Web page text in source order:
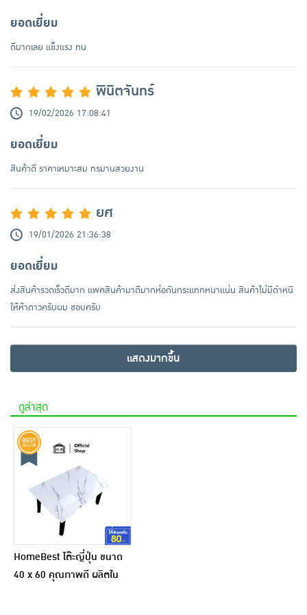
ยอดเยี่ยม
ดีมากเลย แข็งแรง ทน
พินิตจันทร์
19/02/2026 17:08:41
ยอดเยี่ยม
สินค้าดี ราคาเหมาะสม ทรมานสวยงาน
ยศ
19/01/2026 21:36:38
ยอดเยี่ยม
ส่งสินค้ารวดเร็วดีมาก แพคสินค้ามาดีมากห่อกันกระแทกหนาแน่น สินค้าไม่มีตำหนิ
ให้ห้าดาวครับผม ชอบครับ
แสดงมากขึ้น
ดูล่าสุด
HomeBest โต๊ะญี่ปุ่น ขนาด
40 x 60 คุณภาพดี ผลิตใน